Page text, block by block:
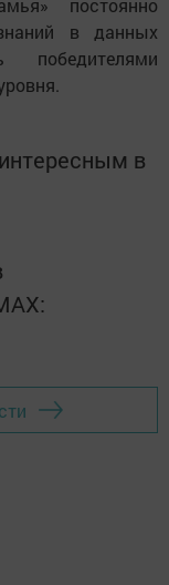
постоянно
в данных
победителями
в